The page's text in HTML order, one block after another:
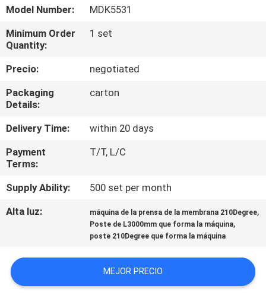
LA
FÁBRICA
CONTROL
CALIDAD
ÉNTRENOS
EN
CONTACTO
PIDA
Model Number:
MDK5531
Minimum Order
Quantity:
1 set
Precio:
negotiated
Packaging
Details:
carton
Delivery Time:
within 20 days
Payment
Terms:
T/T, L/C
Supply Ability:
500 set per month
Alta luz:
máquina de la prensa de la membrana 210Degree,
Poste de L3000mm que forma la máquina,
poste 210Degree que forma la máquina
MEJOR PRECIO